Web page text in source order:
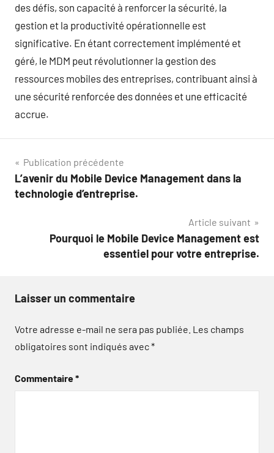
des défis, son capacité à renforcer la sécurité, la
gestion et la productivité opérationnelle est
significative. En étant correctement implémenté et
géré, le MDM peut révolutionner la gestion des
ressources mobiles des entreprises, contribuant ainsi à
une sécurité renforcée des données et une efficacité
accrue.
Navigation
de
Publication précédente
L’avenir du Mobile Device Management dans la
technologie d’entreprise.
Article suivant
Pourquoi le Mobile Device Management est
essentiel pour votre entreprise.
Laisser un commentaire
Votre adresse e-mail ne sera pas publiée. Les champs
obligatoires sont indiqués avec*
Commentaire*